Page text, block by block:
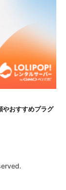
やおすすめプラグ